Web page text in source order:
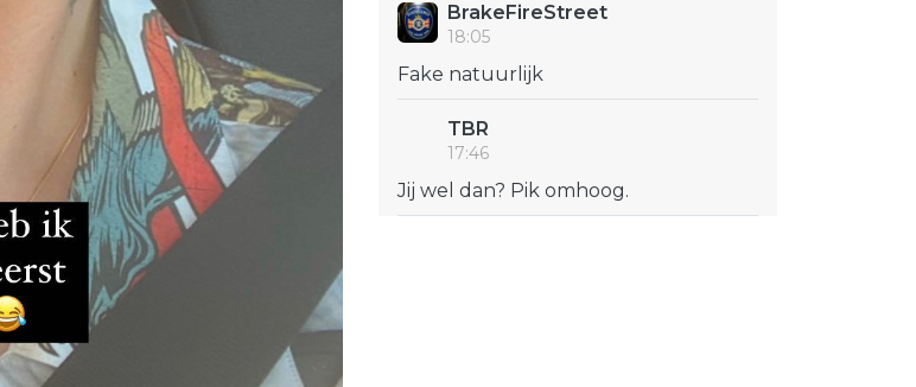
BrakeFireStreet
18:05
Fake natuurlijk
TBR
17:46
Jij wel dan? Pik omhoog.